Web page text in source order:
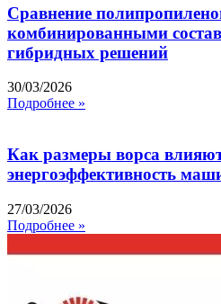
Сравнение
комбинированными
гибридных решений
30/03/2026
Подробнее »
Как размеры ворса
энергоэффективность
27/03/2026
Подробнее »